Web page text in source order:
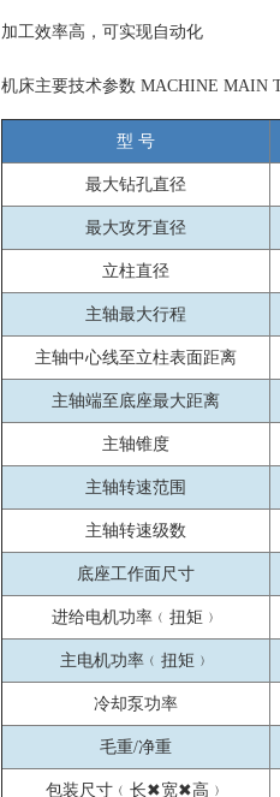
加工效率高，可实现自动化
机床主要技术参数 MACHINE MAIN
型 号
最大钻孔直径
最大攻牙直径
立柱直径
主轴最大行程
主轴中心线至立柱表面距离
主轴端至底座最大距离
主轴锥度
主轴转速范围
主轴转速级数
底座工作面尺寸
进给电机功率﹙扭矩﹚
主电机功率﹙扭矩﹚
冷却泵功率
毛重/净重
包装尺寸﹙长✖宽✖高﹚